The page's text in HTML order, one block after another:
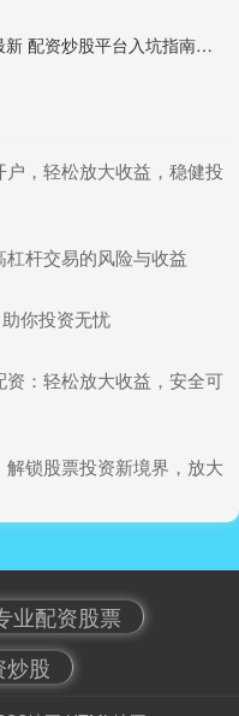
股票配资官网最新 配资炒股平台入坑指南：揭秘高收益背后的风险
，轻松放大收益，稳健投
杆交易的风险与收益
你投资无忧
：轻松放大收益，安全可
锁股票投资新境界，放大
业配资股票
炒股